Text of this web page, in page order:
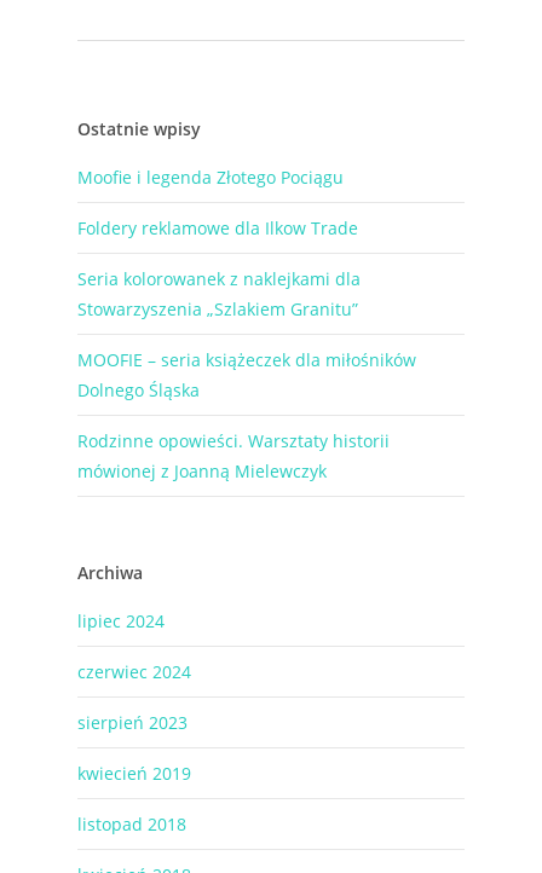
Ostatnie wpisy
Moofie i legenda Złotego Pociągu
Foldery reklamowe dla Ilkow Trade
Seria kolorowanek z naklejkami dla
Stowarzyszenia „Szlakiem Granitu”
MOOFIE – seria książeczek dla miłośników
Dolnego Śląska
Rodzinne opowieści. Warsztaty historii
mówionej z Joanną Mielewczyk
Archiwa
lipiec 2024
czerwiec 2024
sierpień 2023
kwiecień 2019
listopad 2018